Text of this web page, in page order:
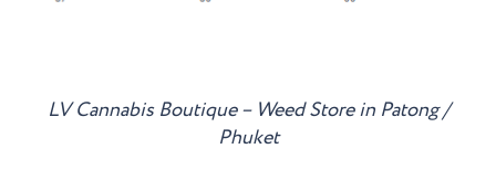
LV Cannabis Boutique – Weed Store in Patong /
Phuket